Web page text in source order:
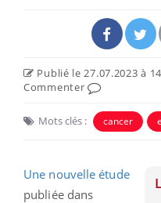
Publié le 27.07.2023 à
Commenter
Mots clés : cancer
Une nouvelle étude
publiée dans